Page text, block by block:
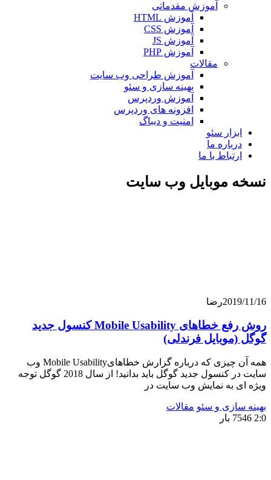
آموزش مقدماتی
آموزش HTML
آموزش CSS
آموزش JS
آموزش PHP
مقالات
آموزش طراحی وب سایت
بهینه سازی و سئو
آموزش وردپرس
افزونه های وردپرس
امنیت و دیباگ
سئو
ما
با ما
موبایل وب سایت
رضا
روش رفع خطاهای Mobile Usability کنسول جدید
فرندلی)
همه آن چیزی که درباره گزارش خطاهایMobile Usability وب
سایت در کنسول جدید گوگل باید بدانید! از سال 2018 گوگل توجه
به نمایش وب سایت در
و سئو مقالات